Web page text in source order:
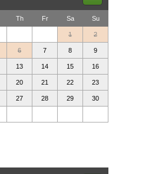
Th Fr Sa Su
1 2
6 7 8 9
13 14 15 16
20 21 22 23
27 28 29 30